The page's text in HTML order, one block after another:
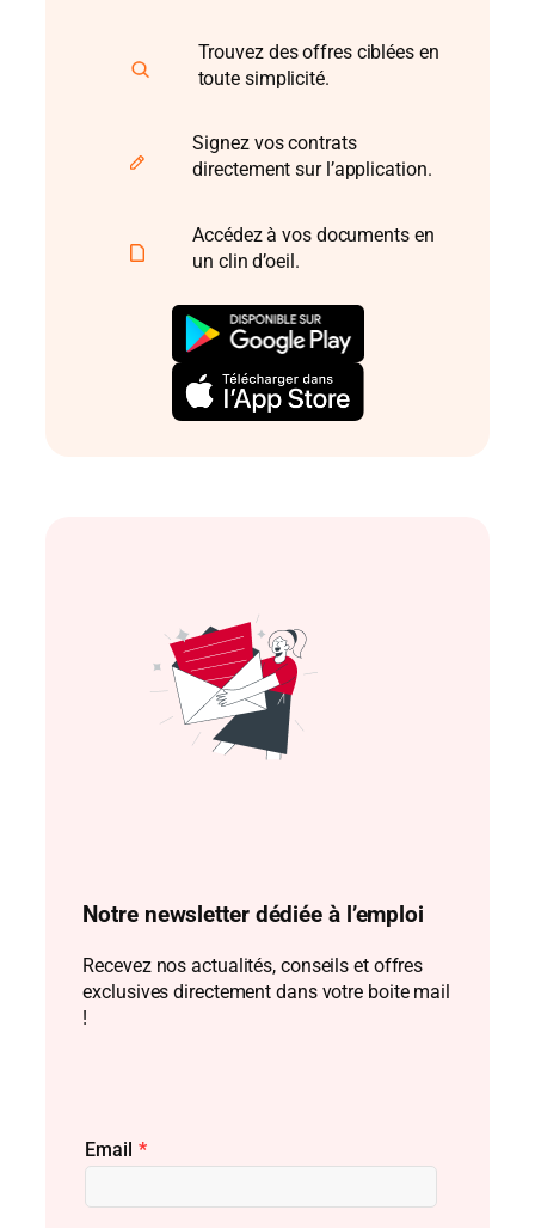
Trouvez des offres ciblées en
toute simplicité.
Signez vos contrats
directement sur l’application.
Accédez à vos documents en
un clin d’oeil.
Notre newsletter dédiée à l’emploi
Recevez nos actualités, conseils et offres
exclusives directement dans votre boite mail
!
Email *